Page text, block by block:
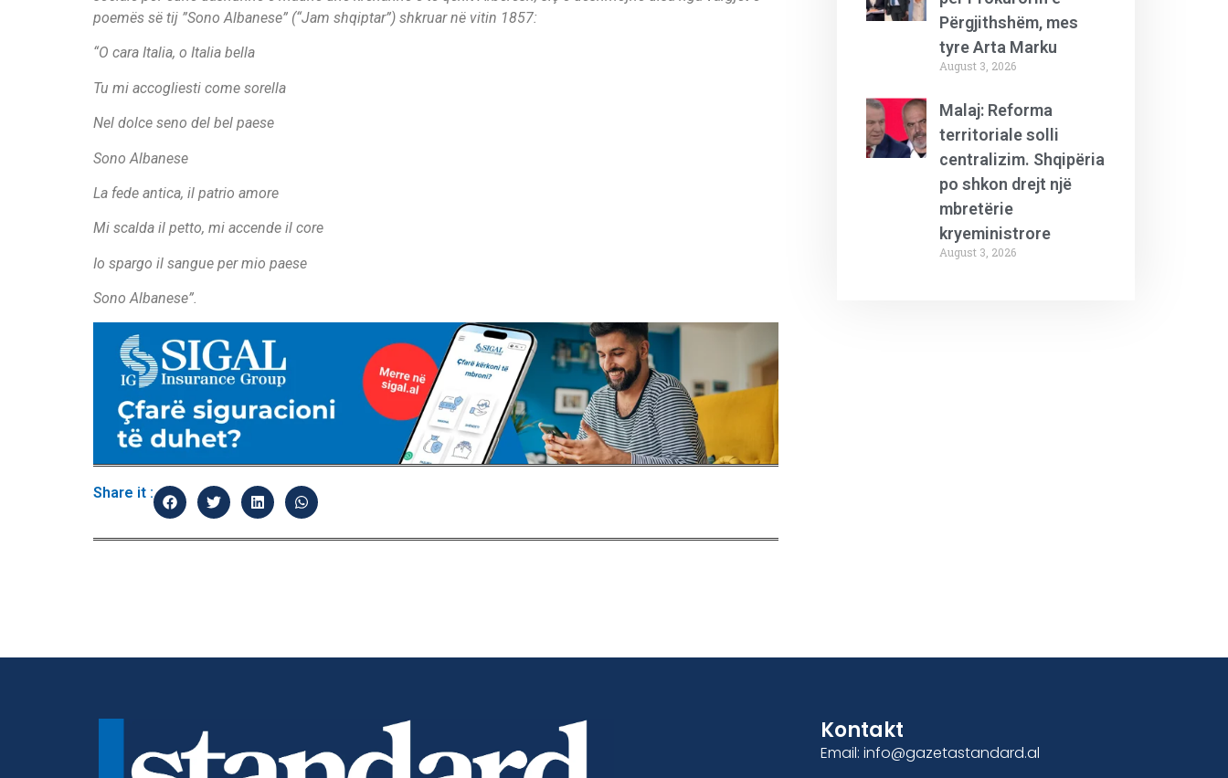
poemës së tij ”Sono Albanese” (“Jam shqiptar”) shkruar në vitin 1857:
“O cara Italia, o Italia bella
Tu mi accogliesti come sorella
Nel dolce seno del bel paese
Sono Albanese
La fede antica, il patrio amore
Mi scalda il petto, mi accende il core
Io spargo il sangue per mio paese
Sono Albanese”.
Share it :
Përgjithshëm, mes
tyre Arta Marku
August 3, 2026
Malaj: Reforma
territoriale solli
centralizim. Shqipëria
po shkon drejt një
mbretërie
kryeministrore
August 3, 2026
Kontakt
Email: info@gazetastandard.al